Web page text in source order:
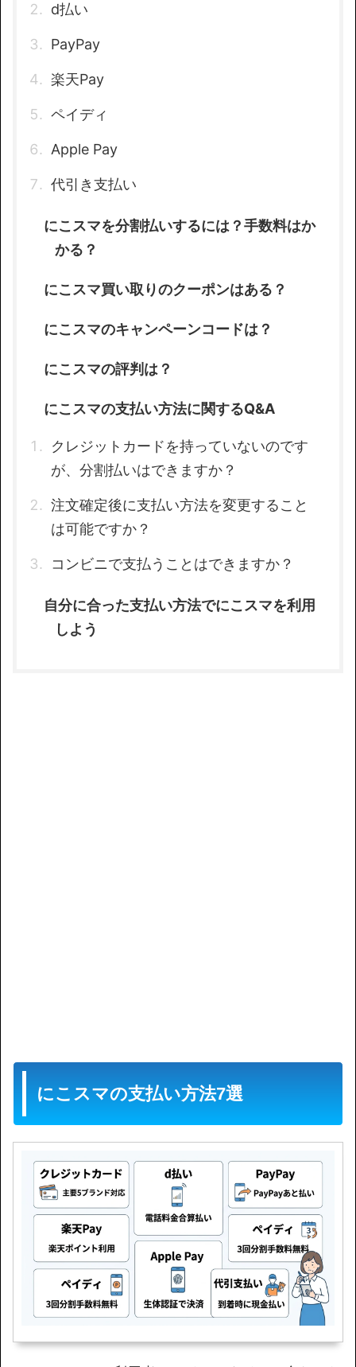
d払い
PayPay
楽天Pay
ペイディ
Apple Pay
代引き支払い
にこスマを分割払いするには？手数料はか
かる？
にこスマ買い取りのクーポンはある？
にこスマのキャンペーンコードは？
にこスマの評判は？
にこスマの支払い方法に関するQ&A
クレジットカードを持っていないのです
が、分割払いはできますか？
注文確定後に支払い方法を変更すること
は可能ですか？
コンビニで支払うことはできますか？
自分に合った支払い方法でにこスマを利用
しよう
にこスマの支払い方法7選